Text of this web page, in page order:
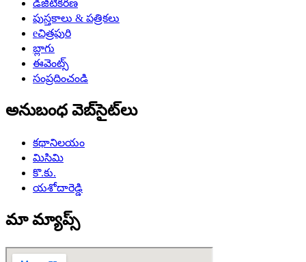
డిజిటీకరణ
పుస్తకాలు & పత్రికలు
eచిత్రపురి
బ్లాగు
ఈవెంట్స్
సంప్రదించండి
అనుబంధ వెబ్‌సైట్‌లు
కథానిలయం
మిసిమి
కొ.కు.
యశోదారెడ్డి
మా మ్యాప్స్